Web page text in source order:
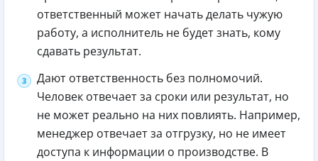
ответственный может начать делать чужую
работу, а исполнитель не будет знать, кому
сдавать результат.
Дают ответственность без полномочий.
Человек отвечает за сроки или результат, но
не может реально на них повлиять. Например,
менеджер отвечает за отгрузку, но не имеет
доступа к информации о производстве. В